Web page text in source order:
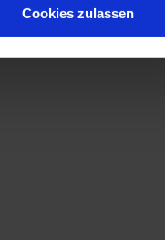
Cookies zulassen